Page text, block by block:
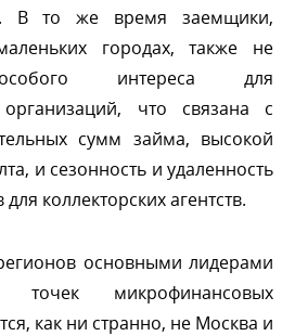
В то же время заемщики,
городах, также не
интереса для
что связана с
сумм займа, высокой
и сезонность и удаленность
коллекторских агентств.
основными лидерами
точек микрофинансовых
как ни странно, не Москва и